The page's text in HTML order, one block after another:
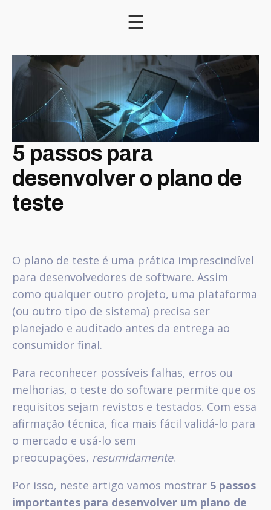
☰
5 passos para
desenvolver o plano de
teste
O plano de teste é uma prática imprescindível
para desenvolvedores de software. Assim
como qualquer outro projeto, uma plataforma
(ou outro tipo de sistema) precisa ser
planejado e auditado antes da entrega ao
consumidor final.
Para reconhecer possíveis falhas, erros ou
melhorias, o teste do software permite que os
requisitos sejam revistos e testados. Com essa
afirmação técnica, fica mais fácil validá-lo para
o mercado e usá-lo sem
preocupações, resumidamente.
Por isso, neste artigo vamos mostrar 5 passos
importantes para desenvolver um plano de